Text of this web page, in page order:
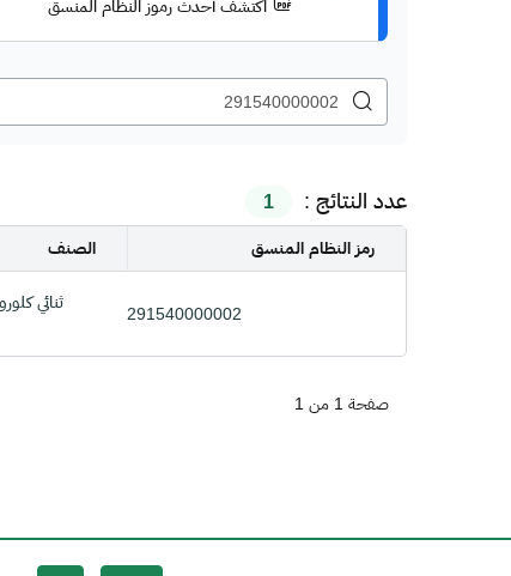
اكتشف أحدث رموز النظام المنسق
عدد النتائج : 1
رمز النظام المنسق الصنف
291540000002
ثنائي
صفحة 1 من 1